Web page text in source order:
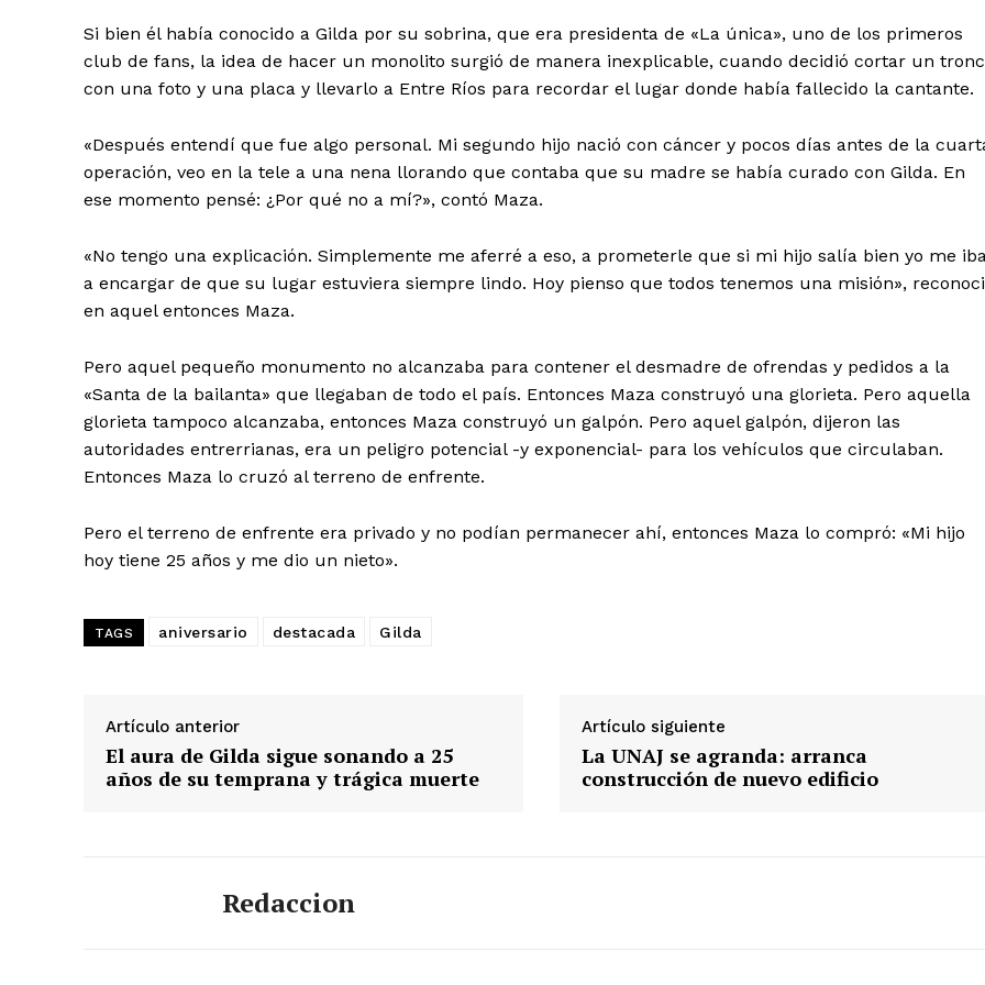
Si bien él había conocido a Gilda por su sobrina, que era presidenta de «La única», uno de los primeros
club de fans, la idea de hacer un monolito surgió de manera inexplicable, cuando decidió cortar un
con una foto y una placa y llevarlo a Entre Ríos para recordar el lugar donde había fallecido la cantante.
«Después entendí que fue algo personal. Mi segundo hijo nació con cáncer y pocos días antes de la
operación, veo en la tele a una nena llorando que contaba que su madre se había curado con Gilda. En
ese momento pensé: ¿Por qué no a mí?», contó Maza.
«No tengo una explicación. Simplemente me aferré a eso, a prometerle que si mi hijo salía bien yo me
a encargar de que su lugar estuviera siempre lindo. Hoy pienso que todos tenemos una misión»,
en aquel entonces Maza.
Pero aquel pequeño monumento no alcanzaba para contener el desmadre de ofrendas y pedidos a la
«Santa de la bailanta» que llegaban de todo el país. Entonces Maza construyó una glorieta. Pero aquella
glorieta tampoco alcanzaba, entonces Maza construyó un galpón. Pero aquel galpón, dijeron las
autoridades entrerrianas, era un peligro potencial -y exponencial- para los vehículos que circulaban.
Entonces Maza lo cruzó al terreno de enfrente.
Pero el terreno de enfrente era privado y no podían permanecer ahí, entonces Maza lo compró: «Mi hijo
hoy tiene 25 años y me dio un nieto».
TAGS aniversario destacada Gilda
Artículo anterior
El aura de Gilda sigue sonando a 25
años de su temprana y trágica muerte
Artículo siguiente
La UNAJ se agranda: arranca
construcción de nuevo edificio
Redaccion